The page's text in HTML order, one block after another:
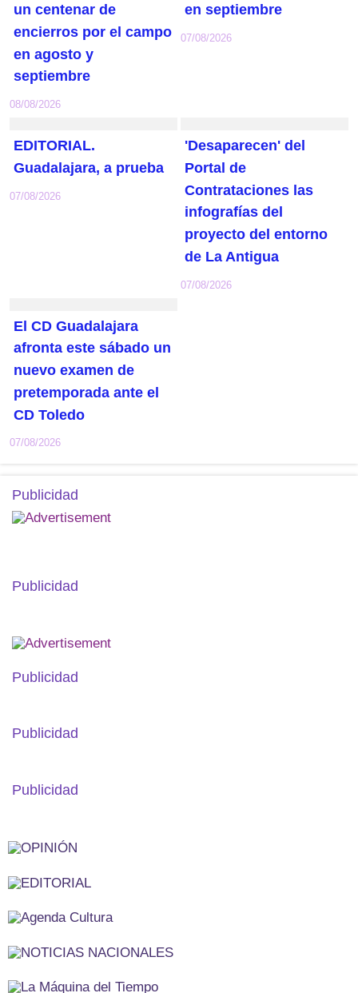
un centenar de
encierros por el campo
en agosto y
septiembre
08/08/2026
en septiembre
07/08/2026
EDITORIAL.
Guadalajara, a prueba
07/08/2026
'Desaparecen' del
Portal de
Contrataciones las
infografías del
proyecto del entorno
de La Antigua
07/08/2026
El CD Guadalajara
afronta este sábado un
nuevo examen de
pretemporada ante el
CD Toledo
07/08/2026
Publicidad
Publicidad
Publicidad
Publicidad
Publicidad